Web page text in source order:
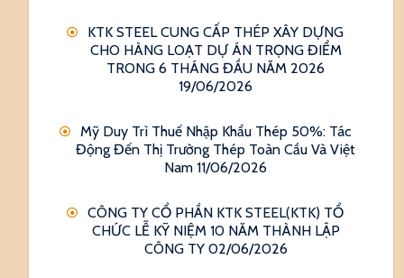
KTK STEEL CUNG CẤP THÉP XÂY DỰNG
CHO HÀNG LOẠT DỰ ÁN TRỌNG ĐIỂM
TRONG 6 THÁNG ĐẦU NĂM 2026
19/06/2026
Mỹ Duy Trì Thuế Nhập Khẩu Thép 50%: Tác
Động Đến Thị Trường Thép Toàn Cầu Và Việt
Nam 11/06/2026
CÔNG TY CỔ PHẦN KTK STEEL(KTK) TỔ
CHỨC LỄ KỸ NIỆM 10 NĂM THÀNH LẬP
CÔNG TY 02/06/2026